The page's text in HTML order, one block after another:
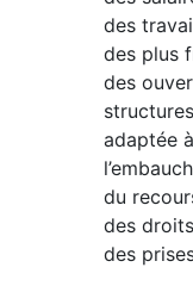
des
des plus
des
adaptée
du
des
des